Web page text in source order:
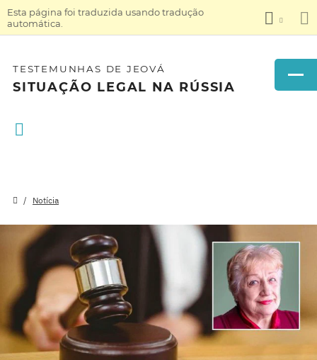
Esta página foi traduzida usando tradução
automática.
TESTEMUNHAS DE JEOVÁ
SITUAÇÃO LEGAL NA RÚSSIA
Notícia